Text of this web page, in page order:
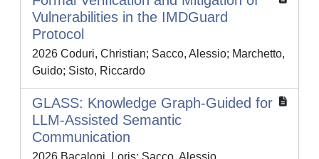
Vulnerabilities in the IMDGuard
Protocol
2026 Coduri, Christian; Sacco, Alessio; Marchetto,
Guido; Sisto, Riccardo
GLASS: Knowledge Graph-Guided for
LLM-Assisted Semantic
Communication